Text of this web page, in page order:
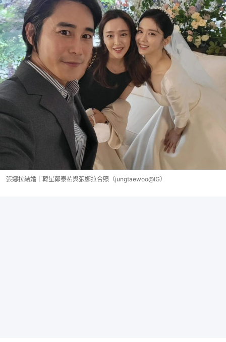
張娜拉結婚｜韓星鄭泰祐與張娜拉合照（jungtaewoo@IG）